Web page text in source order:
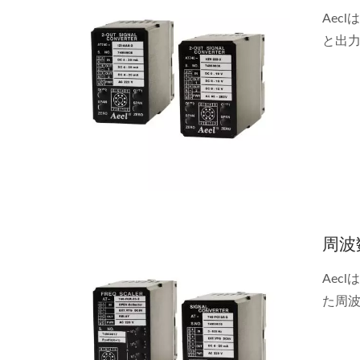
Aecl
と出
周
Aecl
た周
超音波流量/BTUメーター